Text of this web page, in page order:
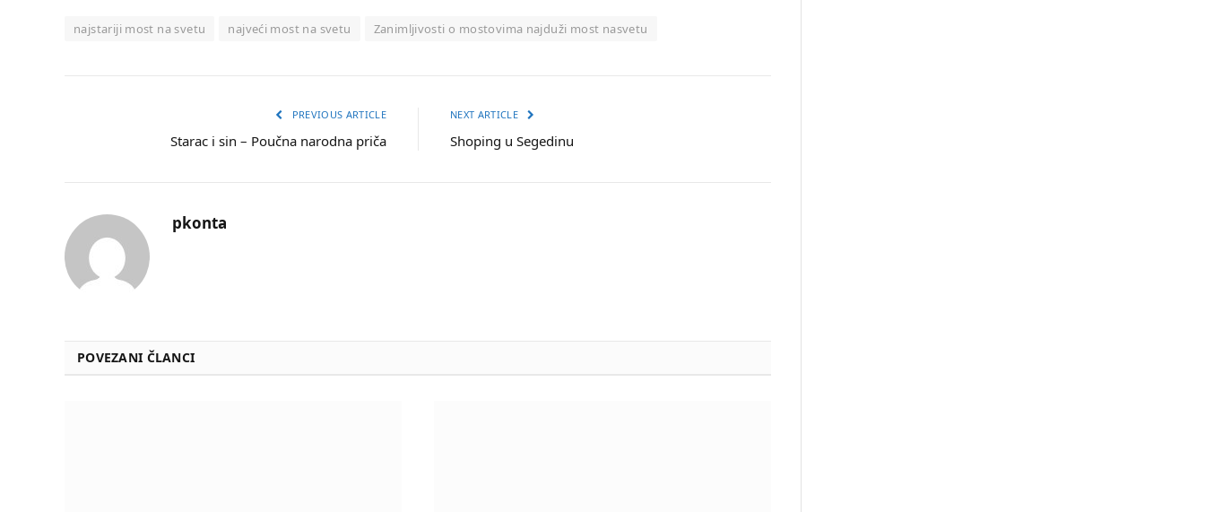
najstariji most na svetu najveći most na svetu Zanimljivosti o mostovima najduži most nasvetu
PREVIOUS ARTICLE
Starac i sin – Poučna narodna priča
NEXT ARTICLE
Shoping u Segedinu
pkonta
POVEZANI ČLANCI